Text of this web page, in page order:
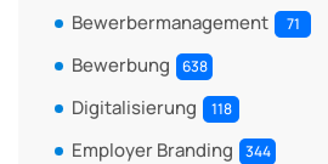
Bewerbermanagement 71
Bewerbung 638
Digitalisierung 118
Employer Branding 344